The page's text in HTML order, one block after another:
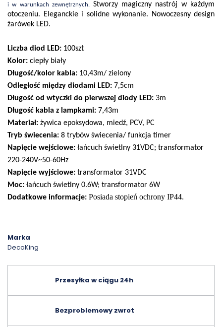
i w warunkach zewnętrznych. Stworzy magiczny nastrój w każdym
otoczeniu. Eleganckie i solidne wykonanie. Nowoczesny design
żarówek LED.
Liczba diod LED: 100szt
Kolor: ciepły biały
Długość/kolor kabla: 10,43m/ zielony
Odległość między diodami LED: 7,5cm
Długość od wtyczki do pierwszej diody LED: 3m
Długość kabla z lampkami: 7,43m
Materiał: żywica epoksydowa, miedź, PCV, PC
Tryb świecenia: 8 trybów świecenia/ funkcja timer
Napięcie wejściowe: łańcuch świetlny 31VDC; transformator
220-240V~50-60Hz
Napięcie wyjściowe: transformator 31VDC
Moc: łańcuch świetlny 0.6W; transformator 6W
Dodatkowe informacje: Posiada stopień ochrony IP44.
Marka
DecoKing
Przesyłka w ciągu 24h
Bezproblemowy zwrot